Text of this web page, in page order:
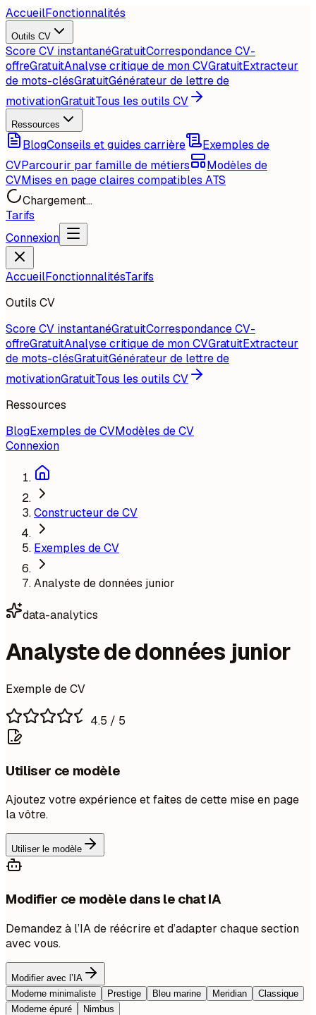
AccueilFonctionnalités
Outils CV
Score CV instantanéGratuitCorrespondance CV-
offreGratuitAnalyse critique de mon CVGratuitExtracteur
de mots-clésGratuitGénérateur de lettre de
motivationGratuitTous les outils CV
Ressources
BlogConseils et guides carrière
Exemples de
CVParcourir par famille de métiers
Modèles de
CVMises en page claires compatibles ATS
Chargement...
Tarifs
Connexion
AccueilFonctionnalitésTarifs
Outils CV
Score CV instantanéGratuitCorrespondance CV-
offreGratuitAnalyse critique de mon CVGratuitExtracteur
de mots-clésGratuitGénérateur de lettre de
motivationGratuitTous les outils CV
Ressources
BlogExemples de CVModèles de CV
Connexion
Constructeur de CV
Exemples de CV
Analyste de données junior
data-analytics
Analyste de données junior
Exemple de CV
4.5 / 5
Utiliser ce modèle
Ajoutez votre expérience et faites de cette mise en page
la vôtre.
Utiliser le modèle
Modifier ce modèle dans le chat IA
Demandez à l’IA de réécrire et d’adapter chaque section
avec vous.
Modifier avec l’IA
Moderne minimaliste
Prestige Bleu marine Meridian
Classique
Moderne épuré
Nimbus